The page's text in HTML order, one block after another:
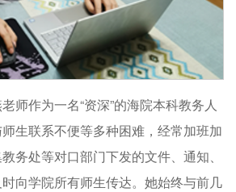
师作为一名“资深”的海院本科教务人
生联系不便等多种困难，经常加班加
务处等对口部门下发的文件、通知、
向学院所有师生传达。她始终与前几